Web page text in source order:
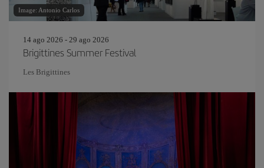
Image: Antonio Carlos
14 ago 2026 - 29 ago 2026
Brigittines Summer Festival
Les Brigittines